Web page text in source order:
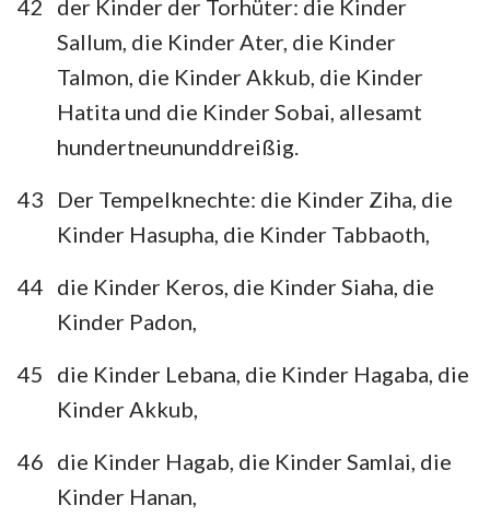
1 2 3 4 5 6
8
9 10
42
der Kinder der Torhüter: die Kinder
Sallum, die Kinder Ater, die Kinder
Talmon, die Kinder Akkub, die Kinder
Hatita und die Kinder Sobai, allesamt
hundertneununddreißig.
43
Der Tempelknechte: die Kinder Ziha, die
Kinder Hasupha, die Kinder Tabbaoth,
44 die Kinder Keros, die Kinder Siaha, die
Kinder Padon,
45
die Kinder Lebana, die Kinder Hagaba, die
Kinder Akkub,
46 die Kinder Hagab, die Kinder Samlai, die
Kinder Hanan,